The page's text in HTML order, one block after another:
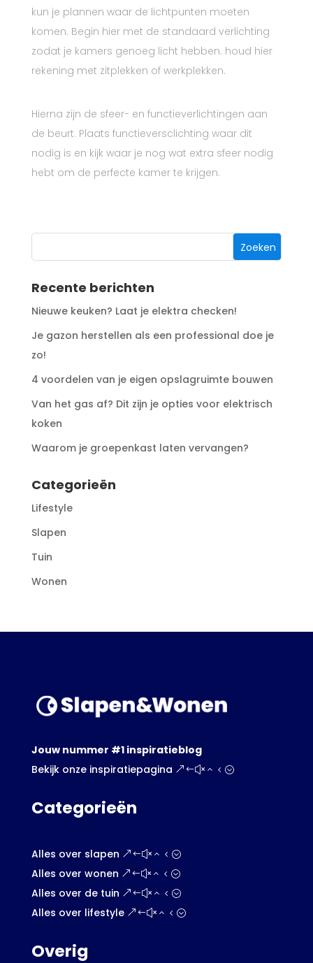
kun je plannen waar de lichtpunten moeten
komen. Begin hier met de standaard verlichting
zodat je kamers genoeg licht hebben. houd hier
rekening met zitplekken of werkplekken.
Hierna zijn de sfeer- en functieverlichtingen aan
de beurt. Plaats functieversclichting waar dit
nodig is en kijk waar je nog wat extra sfeer nodig
hebt om de perfecte kamer te krijgen.
Recente berichten
Nieuwe keuken? Laat je elektra checken!
Je gazon herstellen als een professional doe je
zo!
4 voordelen van je eigen opslagruimte bouwen
Van het gas af? Dit zijn je opties voor elektrisch
koken
Waarom je groepenkast laten vervangen?
Categorieën
Lifestyle
Slapen
Tuin
Wonen
Jouw nummer #1 inspiratieblog
Bekijk onze inspiratiepagina
Categorieën
Alles over slapen
Alles over wonen
Alles over de tuin
Alles over lifestyle
Overig